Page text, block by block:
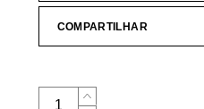
COMPARTILHAR